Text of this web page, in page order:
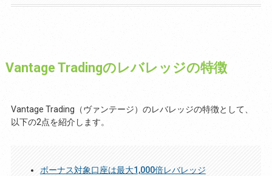
Vantage Tradingのレバレッジの特徴
Vantage Trading（ヴァンテージ）のレバレッジの特徴として、
以下の2点を紹介します。
ボーナス対象口座は最大1,000倍レバレッジ